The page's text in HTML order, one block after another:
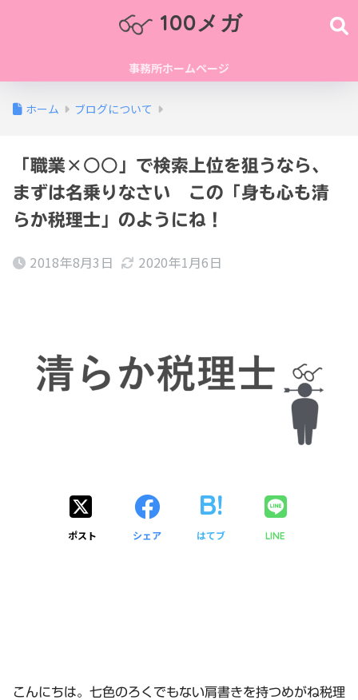
100メガ
事務所ホームページ
ホーム ブログについて
「職業×○○」で検索上位を狙うなら、
まずは名乗りなさい この「身も心も清
らか税理士」のようにね！
2018年8月3日 2020年1月6日
ポスト シェア はてブ LINE
こんにちは。七色のろくでもない肩書きを持つめがね税理